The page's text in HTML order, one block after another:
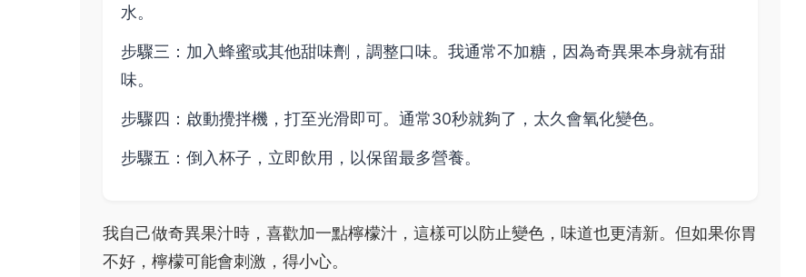
水。
步驟三：加入蜂蜜或其他甜味劑，調整口味。我通常不加糖，因為奇異果本身就有甜
味。
步驟四：啟動攪拌機，打至光滑即可。通常30秒就夠了，太久會氧化變色。
步驟五：倒入杯子，立即飲用，以保留最多營養。
我自己做奇異果汁時，喜歡加一點檸檬汁，這樣可以防止變色，味道也更清新。但如果你胃
不好，檸檬可能會刺激，得小心。